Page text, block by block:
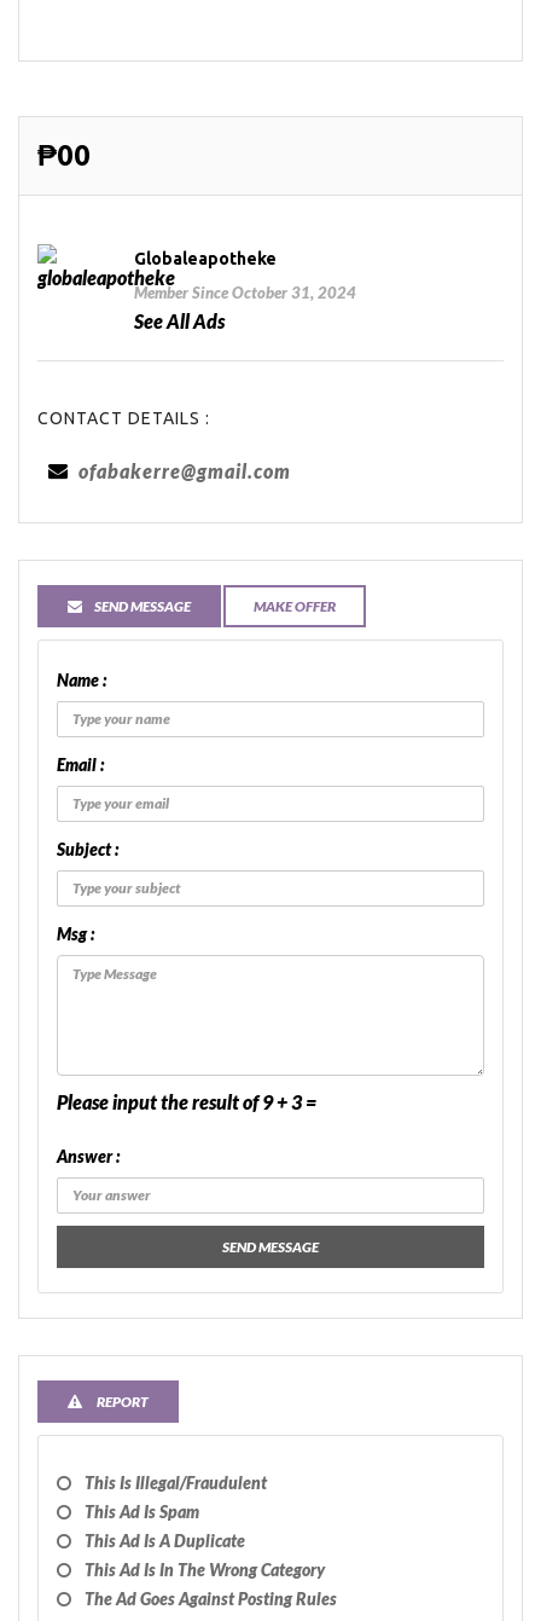
₱00
Globaleapotheke
Member Since October 31, 2024
See All Ads
CONTACT DETAILS :
ofabakerre@gmail.com
SEND MESSAGE MAKE OFFER
Name :
Email :
Subject :
Msg :
Please input the result of 9 + 3 =
Answer :
SEND MESSAGE
REPORT
This Is Illegal/fraudulent
This Ad Is Spam
This Ad Is A Duplicate
This Ad Is In The Wrong Category
The Ad Goes Against Posting Rules